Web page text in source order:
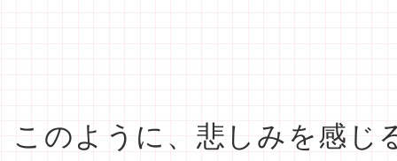
このように、悲しみを感じ